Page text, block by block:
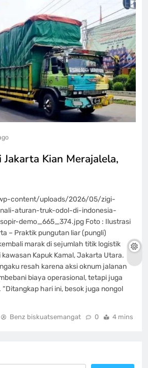
Kian Merajalela,
content/uploads/2026/05/zigi-
aturan-truk-odol-di-indonesia-
demo_665_374.jpg Foto : Ilustrasi
– Praktik pungutan liar (pungli)
marak di sejumlah titik logistik
Kapuk Kamal, Jakarta Utara.
resah karena aksi oknum jalanan
biaya operasional, tetapi juga
hari ini, besok juga nongol
Benz biskuatsemangat 0 4 mins